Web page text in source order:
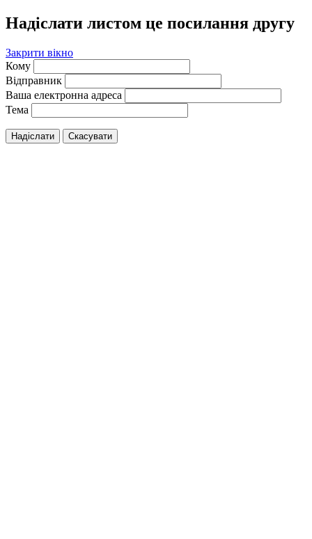
Надіслати листом це посилання другу
Закрити вікно
Кому
Відправник
Ваша електронна адреса
Тема
Надіслати Скасувати